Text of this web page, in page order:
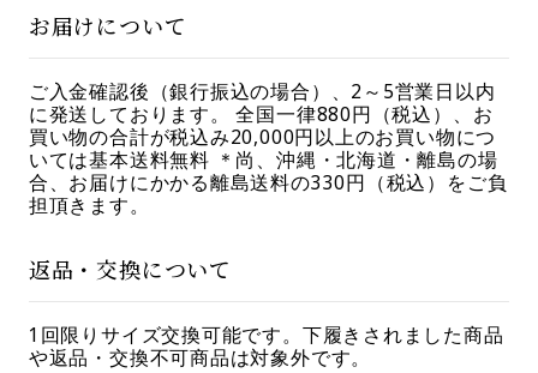
お届けについて
ご入金確認後（銀行振込の場合）、2～5営業日以内
に発送しております。 全国一律880円（税込）、お
買い物の合計が税込み20,000円以上のお買い物につ
いては基本送料無料 ＊尚、沖縄・北海道・離島の場
合、お届けにかかる離島送料の330円（税込）をご負
担頂きます。
返品・交換について
1回限りサイズ交換可能です。下履きされました商品
や返品・交換不可商品は対象外です。